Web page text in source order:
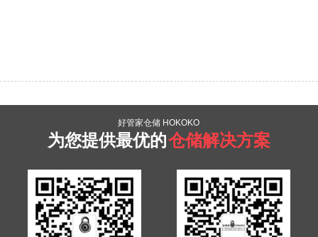
好管家仓储 HOKOKO
为您提供最优的仓储解决方案